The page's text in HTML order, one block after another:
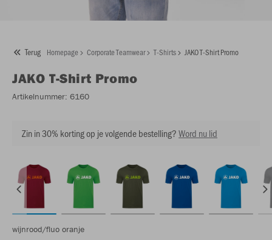
Terug Homepage Corporate Teamwear T-Shirts JAKO T-Shirt Promo
JAKO T-Shirt Promo
Artikelnummer: 6160
Zin in 30% korting op je volgende bestelling?Word nu lid
wijnrood/fluo oranje